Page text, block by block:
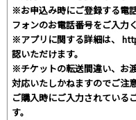
※お申込み時にご登録する電
フォンのお電話番号をご入力
※アプリに関する詳細は、
認いただけます。
※チケットの転送間違い、お
対応いたしかねますのでご注
ご購入時にご入力されている
す。